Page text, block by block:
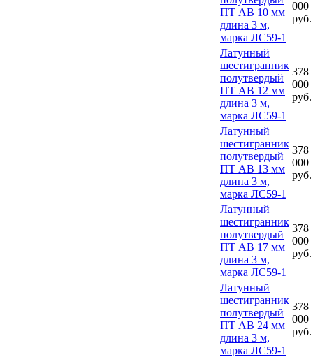
ПТ АВ 10 мм
длина 3 м,
марка ЛС59-1
000
руб.
Латунный
шестигранник
полутвердый
ПТ АВ 12 мм
длина 3 м,
марка ЛС59-1
378
000
руб.
Латунный
шестигранник
полутвердый
ПТ АВ 13 мм
длина 3 м,
марка ЛС59-1
378
000
руб.
Латунный
шестигранник
полутвердый
ПТ АВ 17 мм
длина 3 м,
марка ЛС59-1
378
000
руб.
Латунный
шестигранник
полутвердый
ПТ АВ 24 мм
длина 3 м,
марка ЛС59-1
378
000
руб.